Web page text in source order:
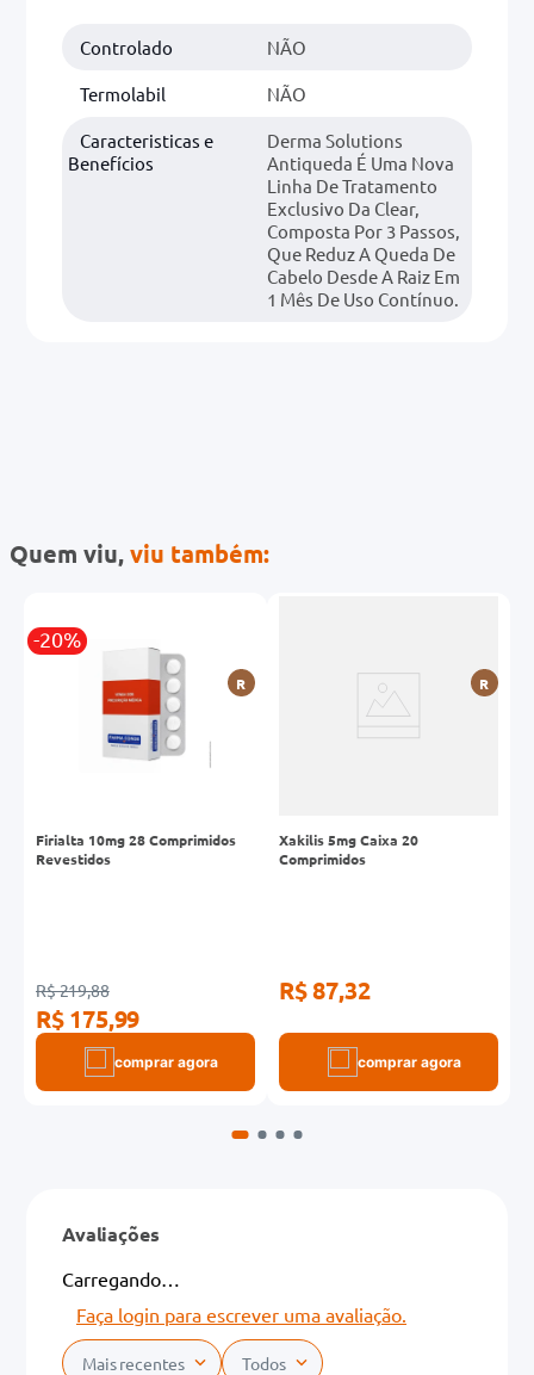
Controlado NÃO
Termolabil NÃO
Caracteristicas e
Benefícios
Derma Solutions
Antiqueda É Uma Nova
Linha De Tratamento
Exclusivo Da Clear,
Composta Por 3 Passos,
Que Reduz A Queda De
Cabelo Desde A Raiz Em
1 Mês De Uso Contínuo.
Quem viu,viu também:
-20%
R
Firialta 10mg 28 Comprimidos
Revestidos
R$ 219,88
R$ 175,99
comprar agora
R
Xakilis 5mg Caixa 20
Comprimidos
R$ 87,32
comprar agora
Avaliações
Carregando…
Faça login para escrever uma avaliação.
Mais recentes Todos